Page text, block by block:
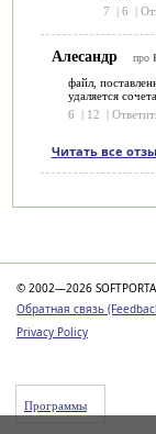
7
| 6 |
Алесандр про
файл,
удаляется
6
12
Читать все
© 2002—2026
Обратная связь
Privacy Policy
Программы